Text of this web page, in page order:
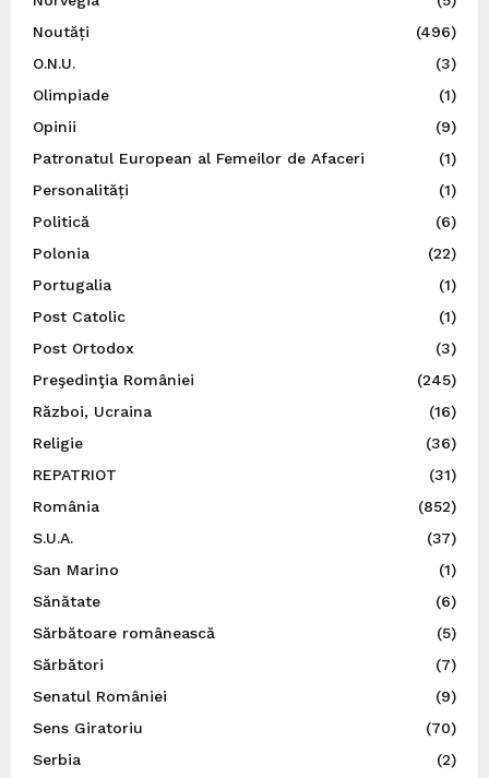
Noutăți
(496)
O.N.U.
(3)
Olimpiade
(1)
Opinii
(9)
Patronatul European al Femeilor de Afaceri
(1)
Personalități
(1)
Politică
(6)
Polonia
(22)
Portugalia
(1)
Post Catolic
(1)
Post Ortodox
(3)
Preşedinţia României
(245)
Război, Ucraina
(16)
Religie
(36)
REPATRIOT
(31)
România
(852)
S.U.A.
(37)
San Marino
(1)
Sănătate
(6)
Sărbătoare românească
(5)
Sărbători
(7)
Senatul României
(9)
Sens Giratoriu
(70)
Serbia
(2)